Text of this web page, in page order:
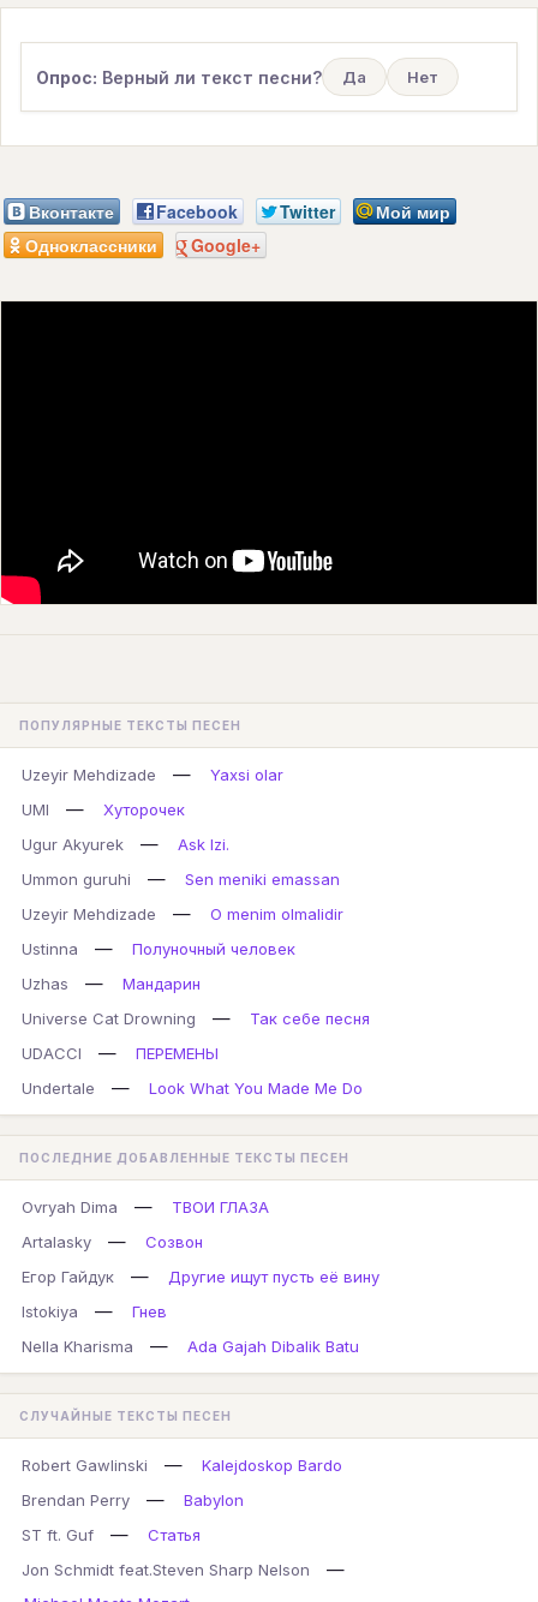
Опрос: Верный ли текст песни? Да Нет
Вконтакте Facebook Twitter
Мой мир
Одноклассники
Google+
ПОПУЛЯРНЫЕ ТЕКСТЫ ПЕСЕН
Uzeyir Mehdizade —
Yaxsi olar
UMI
—
Хуторочек
Ugur Akyurek
—
Ask Izi.
Ummon guruhi
—
Sen meniki emassan
Uzeyir Mehdizade
—
O menim olmalidir
Ustinna
—
Полуночный человек
Uzhas
—
Мандарин
Universe Cat Drowning
—
Так себе песня
UDACCI
—
ПЕРЕМЕНЫ
Undertale
— Look What You Made Me Do
ПОСЛЕДНИЕ ДОБАВЛЕННЫЕ ТЕКСТЫ ПЕСЕН
Ovryah Dima —
ТВОИ ГЛАЗА
Artalasky
—
Созвон
Егор Гайдук
—
Другие ищут пусть её вину
Istokiya
—
Гнев
Nella Kharisma
— Ada Gajah Dibalik Batu
СЛУЧАЙНЫЕ ТЕКСТЫ ПЕСЕН
Robert Gawlinski —
Kalejdoskop Bardo
Brendan Perry
—
Babylon
ST ft. Guf
—
Статья
Jon Schmidt feat.Steven Sharp Nelson
—